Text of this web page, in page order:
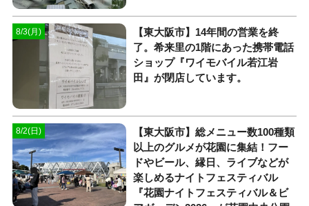
8/3(月)
【東大阪市】14年間の営業を終
了。希来里の1階にあった携帯電話
ショップ『ワイモバイル若江岩
田』が閉店しています。
8/2(日)
【東大阪市】総メニュー数100種類
以上のグルメが花園に集結！フー
ドやビール、縁日、ライブなどが
楽しめるナイトフェスティバル
『花園ナイトフェスティバル＆ビ